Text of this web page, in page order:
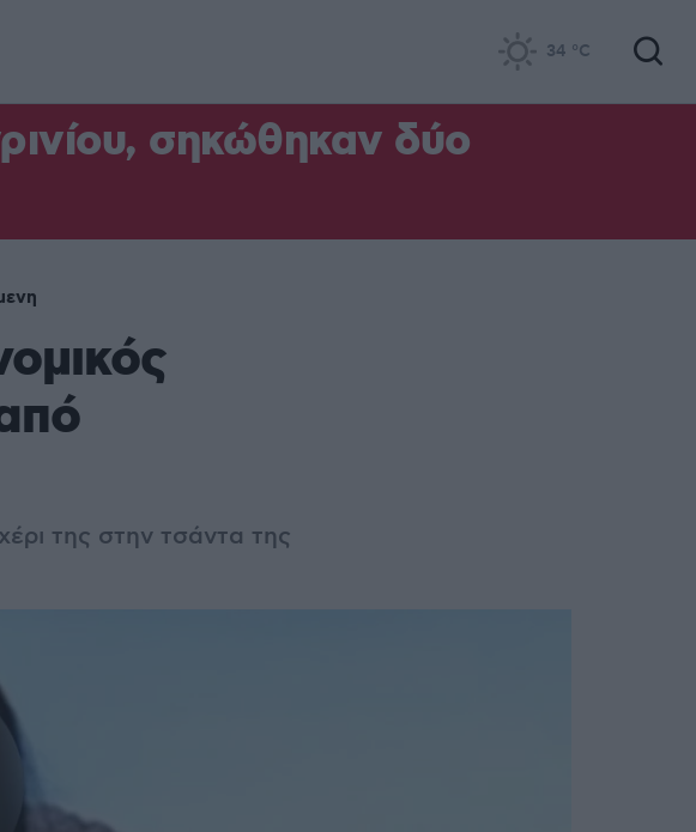
34 °C
σηκώθηκαν δύο
της στην τσάντα της